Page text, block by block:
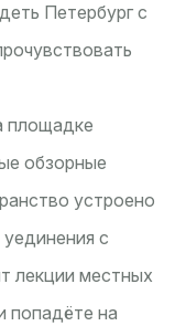
Петербург с
площадке
обзорные
устроено
с
лекции местных
попадёте на